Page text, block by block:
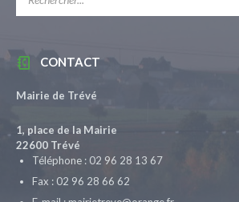
CONTACT
Mairie de Trévé
1, place de la Mairie
22600 Trévé
Téléphone : 02 96 28 13 67
Fax : 02 96 28 66 62